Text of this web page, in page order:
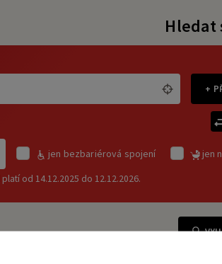
Hledat
+
jen bezbariérová spojení jen
od 14.12.2025 do 12.12.2026.